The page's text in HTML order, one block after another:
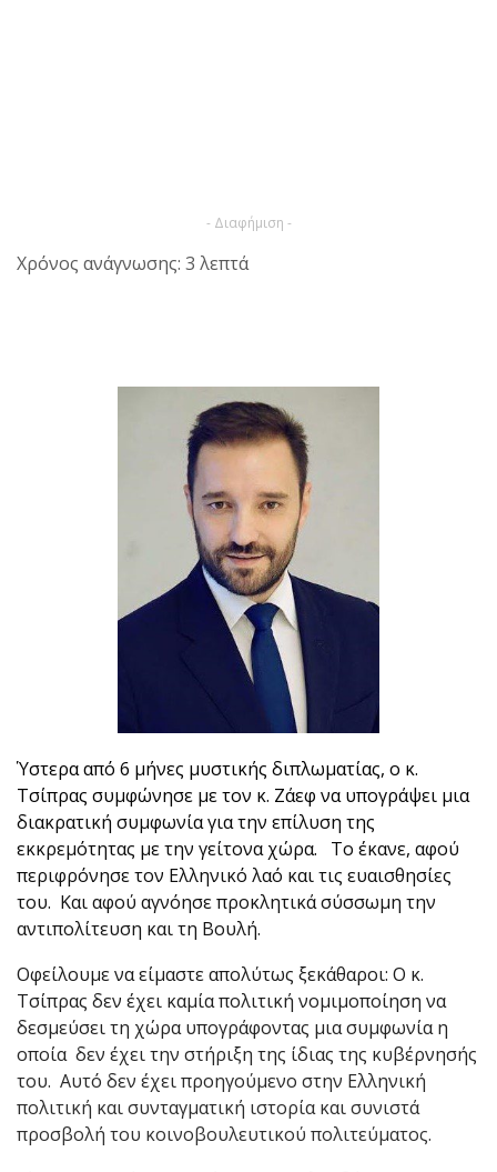
- Διαφήμιση -
Χρόνος ανάγνωσης: 3 λεπτά
Ύστερα από 6 μήνες μυστικής διπλωματίας, ο κ.
Τσίπρας συμφώνησε με τον κ. Ζάεφ να υπογράψει μια
διακρατική συμφωνία για την επίλυση της
εκκρεμότητας με την γείτονα χώρα. Το έκανε, αφού
περιφρόνησε τον Ελληνικό λαό και τις ευαισθησίες
του. Και αφού αγνόησε προκλητικά σύσσωμη την
αντιπολίτευση και τη Βουλή.
Οφείλουμε να είμαστε απολύτως ξεκάθαροι: Ο κ.
Τσίπρας δεν έχει καμία πολιτική νομιμοποίηση να
δεσμεύσει τη χώρα υπογράφοντας μια συμφωνία η
οποία δεν έχει την στήριξη της ίδιας της κυβέρνησής
του. Αυτό δεν έχει προηγούμενο στην Ελληνική
πολιτική και συνταγματική ιστορία και συνιστά
προσβολή του κοινοβουλευτικού πολιτεύματος.